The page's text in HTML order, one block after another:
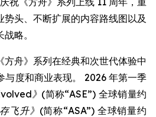
势头、不断扩展的内容路线图以及
略。
方舟》系列在经典和次世代体验中
与度和商业表现。 2026 年第一季
》 (简称“ASE”) 全球销量约
飞升》 (简称“ASA”) 全球销量约